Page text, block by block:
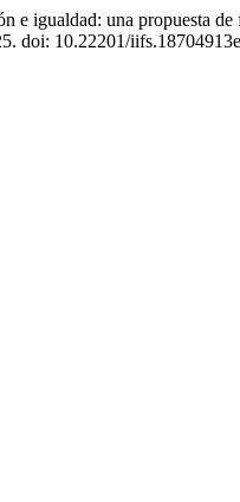
e igualdad: una propuesta
doi: 10.22201/